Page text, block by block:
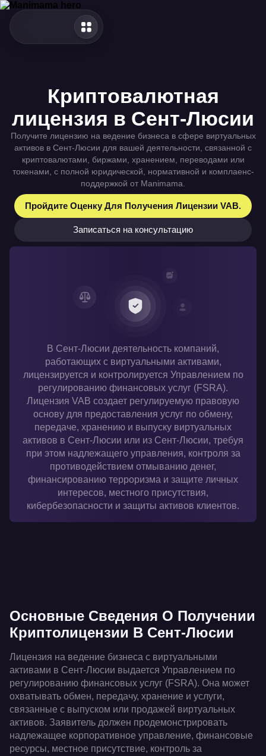
Криптовалютная
лицензия в Сент-Люсии
Получите лицензию на ведение бизнеса в сфере виртуальных
активов в Сент-Люсии для вашей деятельности, связанной с
криптовалютами, биржами, хранением, переводами или
токенами, с полной юридической, нормативной и комплаенс-
поддержкой от Manimama.
Пройдите Оценку Для Получения Лицензии VAB.
Записаться на консультацию
В Сент-Люсии деятельность компаний,
работающих с виртуальными активами,
лицензируется и контролируется Управлением по
регулированию финансовых услуг (FSRA).
Лицензия VAB создает регулируемую правовую
основу для предоставления услуг по обмену,
передаче, хранению и выпуску виртуальных
активов в Сент-Люсии или из Сент-Люсии, требуя
при этом надлежащего управления, контроля за
противодействием отмыванию денег,
финансированию терроризма и защите личных
интересов, местного присутствия,
кибербезопасности и защиты активов клиентов.
Основные Сведения О Получении
Криптолицензии В Сент-Люсии
Лицензия на ведение бизнеса с виртуальными
активами в Сент-Люсии выдается Управлением по
регулированию финансовых услуг (FSRA). Она может
охватывать обмен, передачу, хранение и услуги,
связанные с выпуском или продажей виртуальных
активов. Заявитель должен продемонстрировать
надлежащее корпоративное управление, финансовые
ресурсы, местное присутствие, контроль за